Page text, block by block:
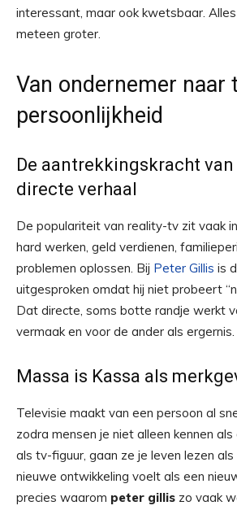
interessant, maar ook kwetsbaar.
meteen groter.
Van ondernemer naar
persoonlijkheid
De aantrekkingskracht
directe verhaal
De populariteit van reality-tv zit vaak
hard werken, geld verdienen,
problemen oplossen. Bij Peter Gillis is
uitgesproken omdat hij niet probeert
Dat directe, soms botte randje werkt
vermaak en voor de ander als ergernis.
Massa is Kassa als
Televisie maakt van een persoon al
zodra mensen je niet alleen kennen
als tv-figuur, gaan ze je leven lezen als
nieuwe ontwikkeling voelt als een
precies waarom peter gillis zo vaak